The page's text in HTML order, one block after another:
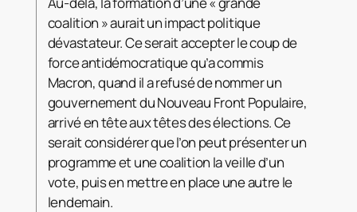
coalition » aurait un impact politique
dévastateur. Ce serait accepter le coup de
force antidémocratique qu’a commis
Macron, quand il a refusé de nommer un
gouvernement du Nouveau Front Populaire,
arrivé en tête aux têtes des élections. Ce
serait considérer que l’on peut présenter un
programme et une coalition la veille d’un
vote, puis en mettre en place une autre le
lendemain.